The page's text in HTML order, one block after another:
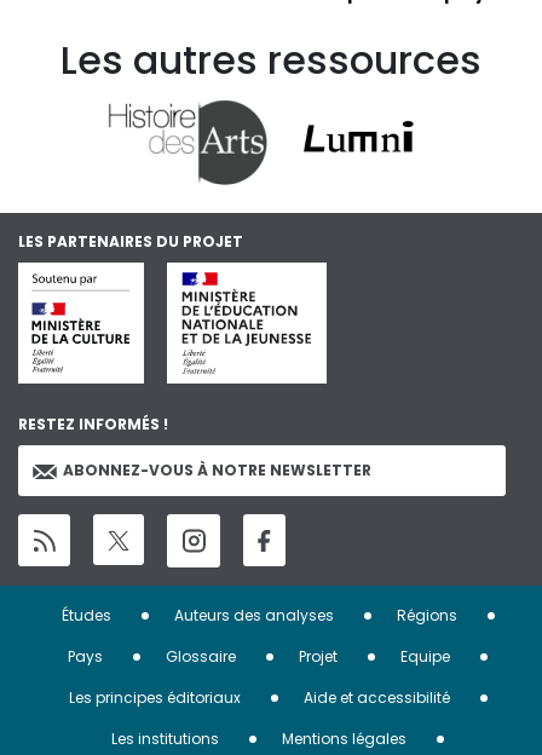
Les autres ressources
LES PARTENAIRES DU PROJET
RESTEZ INFORMÉS !
ABONNEZ-VOUS À NOTRE NEWSLETTER
Menu
Pied
Études Auteurs des analyses
Régions
Pays
Glossaire Projet
Equipe
Les principes éditoriaux
Aide et accessibilité
Les institutions
Mentions légales